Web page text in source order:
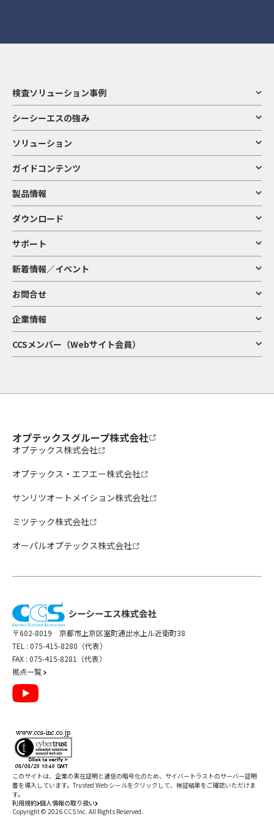
検査ソリューション事例
シーシーエスの強み
ソリューション
ガイドコンテンツ
製品情報
ダウンロード
サポート
新着情報／イベント
お問合せ
企業情報
CCSメンバー（Webサイト会員）
オプテックスグループ株式会社
オプテックス株式会社
オプテックス・エフエー株式会社
サンリツオートメイション株式会社
ミツテック株式会社
オーパルオプテックス株式会社
〒602-8019 京都市上京区室町通出水上ル近衛町38
TEL : 075-415-8280（代表）
FAX : 075-415-8281（代表）
拠点一覧
利用規約 個人情報の取り扱い
Copyright © 2026 CCS Inc. All Rights Reserved.
このサイトは、企業の実在証明と通信の暗号化のため、サイバートラストのサーバー証明
書を導入しています。Trusted Web シールをクリックして、検証結果をご確認いただけま
す。